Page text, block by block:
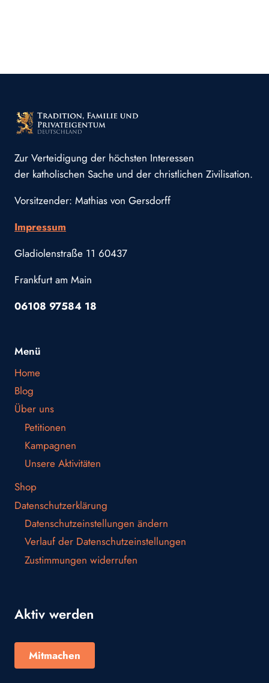
Zur Verteidigung der höchsten Interessen
der katholischen Sache und der christlichen Zivilisation.
Vorsitzender: Mathias von Gersdorff
Impressum
Gladiolenstraße 11 60437
Frankfurt am Main
06108 97584 18
Menü
Home
Blog
Über uns
Petitionen
Kampagnen
Unsere Aktivitäten
Shop
Datenschutzerklärung
Datenschutzeinstellungen ändern
Verlauf der Datenschutzeinstellungen
Zustimmungen widerrufen
Aktiv werden
Mitmachen